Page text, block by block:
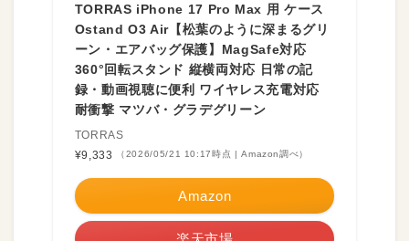
TORRAS iPhone 17 Pro Max 用 ケース
Ostand O3 Air【松葉のように深まるグリ
ーン・エアバッグ保護】MagSafe対応
360°回転スタンド 縦横両対応 日常の記
録・動画視聴に便利 ワイヤレス充電対応
耐衝撃 マツバ・グラデグリーン
TORRAS
¥9,333
（2026/05/21 10:17時点 | Amazon調べ）
Amazon